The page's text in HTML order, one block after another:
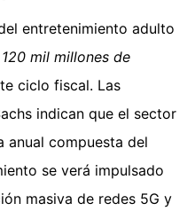
entretenimiento adulto
120 mil millones de
ciclo fiscal. Las
indican que el sector
anual compuesta del
se verá impulsado
masiva de redes 5G y